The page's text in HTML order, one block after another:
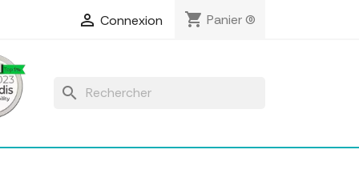
 Connexion shopping_cart Panier(0)
search